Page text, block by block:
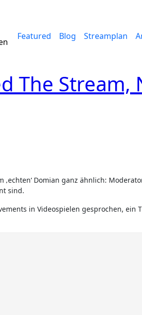
Featured Blog Streamplan
The Stream,
‚echten‘ Domian ganz ähnlich:
sind.
in Videospielen gesprochen, ein